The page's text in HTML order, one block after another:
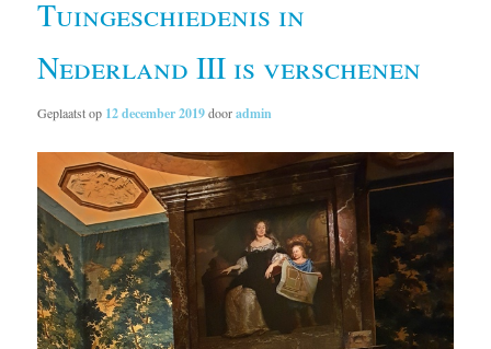
Tuingeschiedenis in
Nederland III is verschenen
Geplaatst op 12 december 2019dooradmin